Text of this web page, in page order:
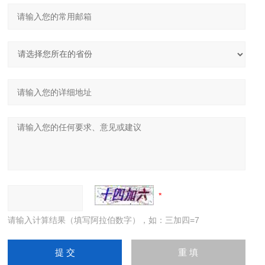
请输入计算结果（填写阿拉伯数字），如：三加四=7